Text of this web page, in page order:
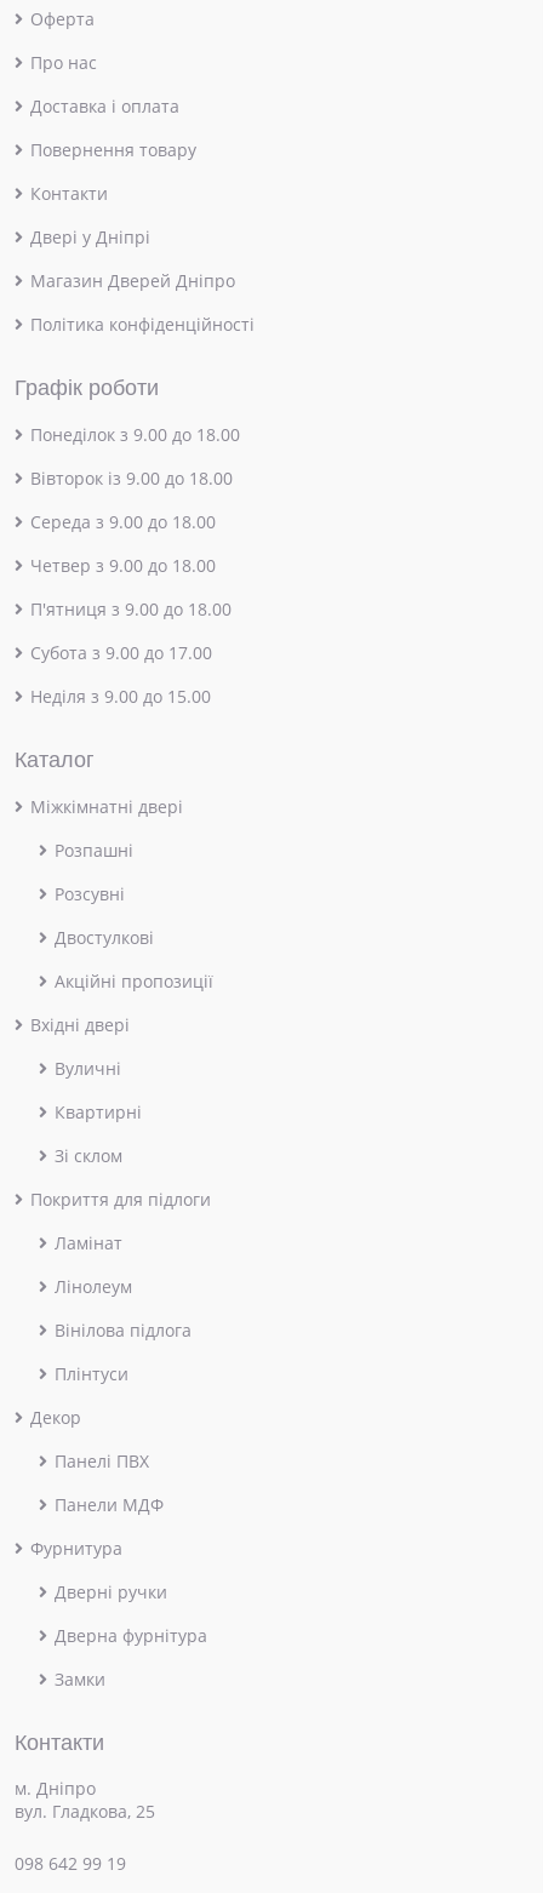
Оферта
Про нас
Доставка і оплата
Повернення товару
Контакти
Двері у Дніпрі
Магазин Дверей Дніпро
Політика конфіденційності
Графік роботи
Понеділок з 9.00 до 18.00
Вівторок із 9.00 до 18.00
Середа з 9.00 до 18.00
Четвер з 9.00 до 18.00
П'ятниця з 9.00 до 18.00
Субота з 9.00 до 17.00
Неділя з 9.00 до 15.00
Каталог
Міжкімнатні двері
Розпашні
Розсувні
Двостулкові
Акційні пропозиції
Вхідні двері
Вуличні
Квартирні
Зі склом
Покриття для підлоги
Ламінат
Лінолеум
Вінілова підлога
Плінтуси
Декор
Панелі ПВХ
Панели МДФ
Фурнитура
Дверні ручки
Дверна фурнітура
Замки
Контакти
м. Дніпро
вул. Гладкова, 25
098 642 99 19